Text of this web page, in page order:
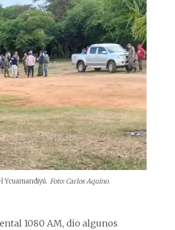
Ycuamandiyú. Foto: Carlos Aquino.
1080 AM, dio algunos